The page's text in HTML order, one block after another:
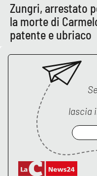
Zungri, arrestato
la morte di
patente e ubriaco
lascia